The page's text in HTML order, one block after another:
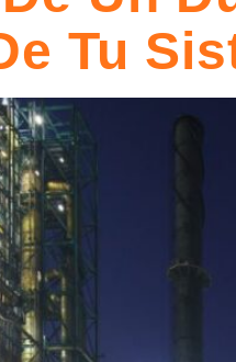
Tu